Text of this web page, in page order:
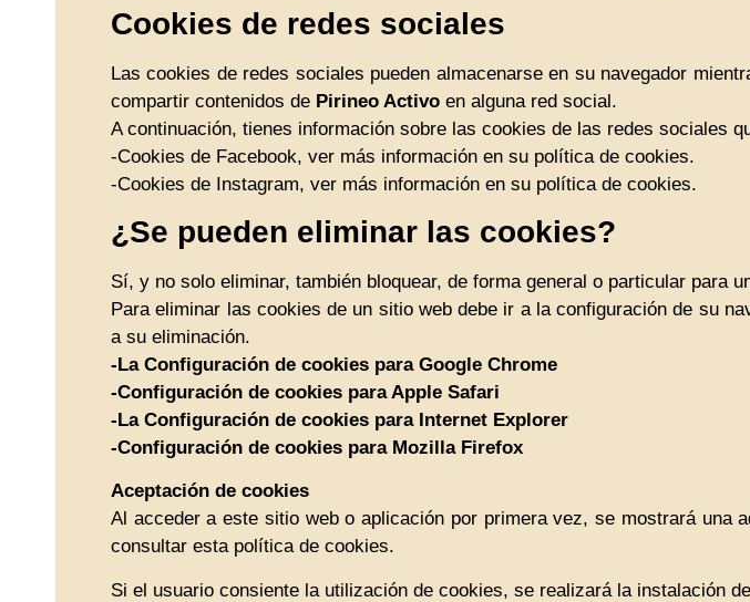
Cookies de redes sociales
Las cookies de redes sociales pueden almacenarse en su navegador
compartir contenidos de Pirineo Activo en alguna red social.
A continuación, tienes información sobre las cookies de las redes sociales
-Cookies de Facebook, ver más información en su política de cookies.
-Cookies de Instagram, ver más información en su política de cookies.
¿Se pueden eliminar las cookies?
Sí, y no solo eliminar, también bloquear, de forma general o particular para
Para eliminar las cookies de un sitio web debe ir a la configuración de su
a su eliminación.
-La Configuración de cookies para Google Chrome
-Configuración de cookies para Apple Safari
-La Configuración de cookies para Internet Explorer
-Configuración de cookies para Mozilla Firefox
Aceptación de cookies
Al acceder a este sitio web o aplicación por primera vez, se mostrará una
consultar esta política de cookies.
Si el usuario consiente la utilización de cookies, se realizará la instalación